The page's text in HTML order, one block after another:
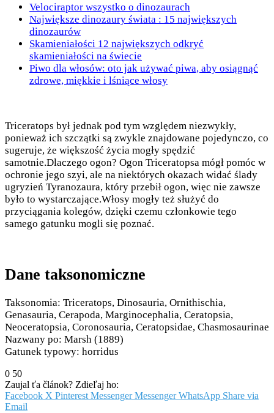
Velociraptor wszystko o dinozaurach
Największe dinozaury świata : 15 największych
dinozaurów
Skamieniałości 12 największych odkryć
skamieniałości na świecie
Piwo dla włosów: oto jak używać piwa, aby osiągnąć
zdrowe, miękkie i lśniące włosy
Triceratops był jednak pod tym względem niezwykły,
ponieważ ich szczątki są zwykle znajdowane pojedynczo, co
sugeruje, że większość życia mogły spędzić
samotnie.Dlaczego ogon? Ogon Triceratopsa mógł pomóc w
ochronie jego szyi, ale na niektórych okazach widać ślady
ugryzień Tyranozaura, który przebił ogon, więc nie zawsze
było to wystarczające.Włosy mogły też służyć do
przyciągania kolegów, dzięki czemu członkowie tego
samego gatunku mogli się poznać.
Dane taksonomiczne
Taksonomia: Triceratops, Dinosauria, Ornithischia,
Genasauria, Cerapoda, Marginocephalia, Ceratopsia,
Neoceratopsia, Coronosauria, Ceratopsidae, Chasmosaurinae
Nazwany po: Marsh (1889)
Gatunek typowy: horridus
0 50
Zaujal ťa článok? Zdieľaj ho:
Facebook X Pinterest Messenger Messenger WhatsApp Share via
Email